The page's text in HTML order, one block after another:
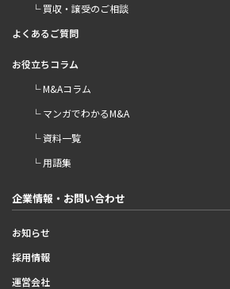
└ 買収・譲受のご相談
よくあるご質問
お役立ちコラム
└ M&Aコラム
└ マンガでわかるM&A
└ 資料一覧
└ 用語集
企業情報・お問い合わせ
お知らせ
採用情報
運営会社